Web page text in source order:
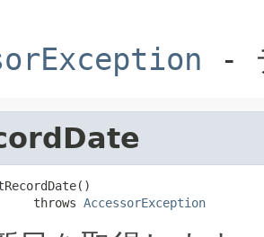
-
throws
AccessorException